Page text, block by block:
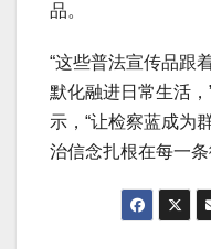
品。
“这些普法宣传品跟
默化融进日常生活
示，“让检察蓝成为
治信念扎根在每一条